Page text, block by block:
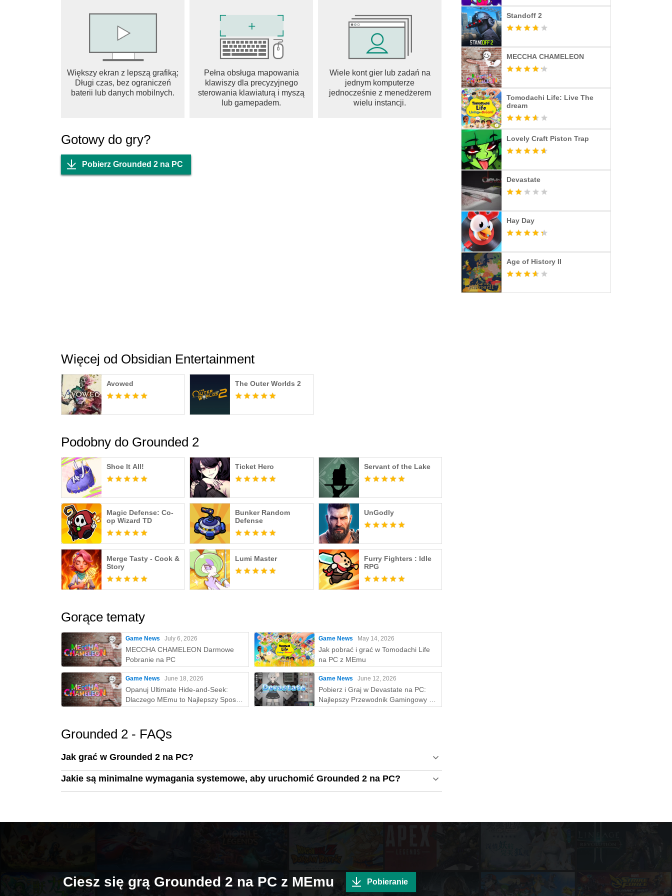
base, battling giant spiders, or racing across the lawn in a buggy, players will find a rich, engaging world that
rewards creativity and teamwork. In summary, Grounded 2 expands the original’s concept into a larger, more
dynamic world filled with danger and discovery. Its blend of crafting, combat, and cooperative play,
combined with an intriguing storyline and stunning visuals, makes it a standout title for fans of survival
Większy ekran z lepszą grafiką;
Długi czas, bez ograniczeń
baterii lub danych mobilnych.
Pełna obsługa mapowania
klawiszy dla precyzyjnego
sterowania klawiaturą i myszą
lub gamepadem.
Wiele kont gier lub zadań na
jednym komputerze
jednocześnie z menedżerem
wielu instancji.
Gotowy do gry?
Pobierz Grounded 2 na PC
Więcej od Obsidian Entertainment
Avowed The Outer Worlds 2
Podobny do Grounded 2
Shoe It All! Ticket Hero Servant of the Lake
Magic Defense: Co-
op Wizard TD
Bunker Random
Defense
UnGodly
Merge Tasty - Cook &
Story
Lumi Master
Furry Fighters : Idle
RPG
Gorące tematy
Game News July 6, 2026
MECCHA CHAMELEON Darmowe
Pobranie na PC
Game News June 18, 2026
Opanuj Ultimate Hide-and-Seek:
Dlaczego MEmu to Najlepszy Sposób
na Grę w MECCHA CHAMELEON na
Game News May 14, 2026
Jak pobrać i grać w Tomodachi Life
na PC z MEmu
Game News June 12, 2026
Pobierz i Graj w Devastate na PC:
Najlepszy Przewodnik Gamingowy z
MEmu Play
Grounded 2 - FAQs
Jak grać w Grounded 2 na PC?
Jakie są minimalne wymagania systemowe, aby uruchomić Grounded 2 na PC?
Standoff 2
MECCHA CHAMELEON
Tomodachi Life: Live The
dream
Lovely Craft Piston Trap
Devastate
Hay Day
Age of History II
Ciesz się grą Grounded 2 na PC z MEmu Pobieranie